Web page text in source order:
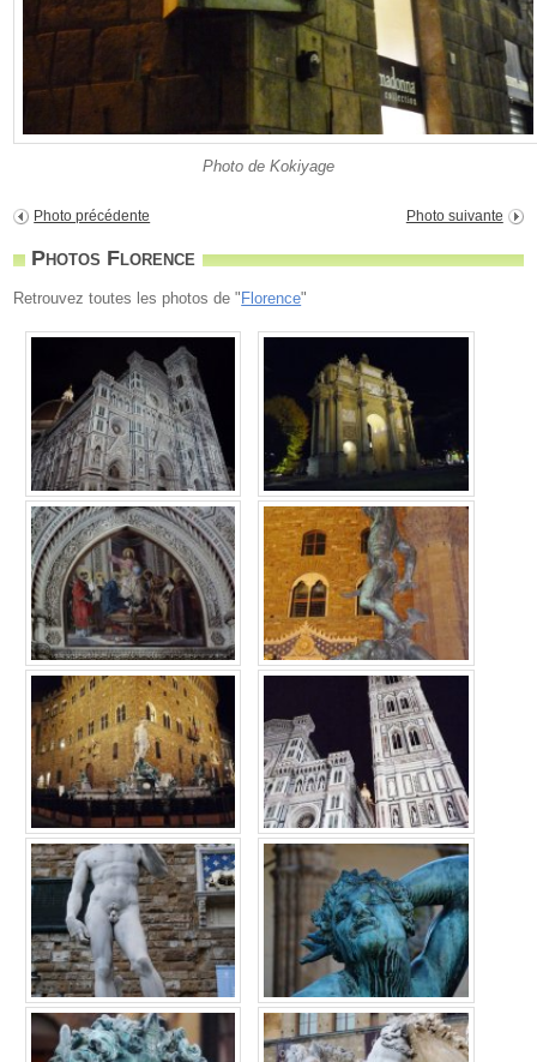
Photo de Kokiyage
Photo précédente Photo suivante
Photos Florence
Retrouvez toutes les photos de " Florence"